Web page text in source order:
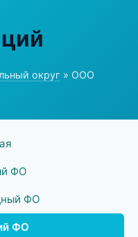
округ » ООО
ФО
ФО
ФО